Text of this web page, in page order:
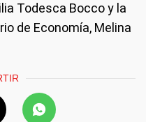
Todesca Bocco y la
de Economía, Melina